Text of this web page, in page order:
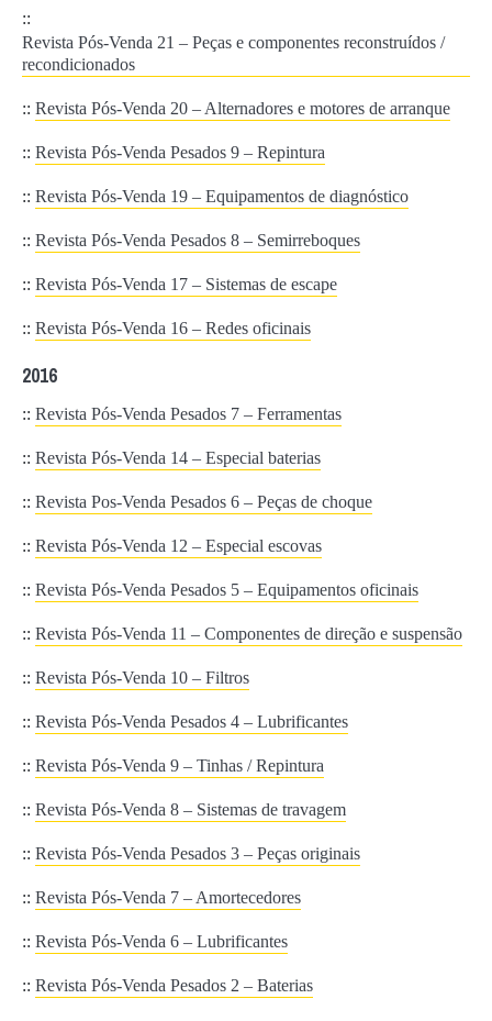
::
Revista Pós-Venda 21 – Peças e componentes reconstruídos /
recondicionados
:: Revista Pós-Venda 20 – Alternadores e motores de arranque
:: Revista Pós-Venda Pesados 9 – Repintura
:: Revista Pós-Venda 19 – Equipamentos de diagnóstico
:: Revista Pós-Venda Pesados 8 – Semirreboques
:: Revista Pós-Venda 17 – Sistemas de escape
:: Revista Pós-Venda 16 – Redes oficinais
2016
:: Revista Pós-Venda Pesados 7 – Ferramentas
:: Revista Pós-Venda 14 – Especial baterias
:: Revista Pos-Venda Pesados 6 – Peças de choque
:: Revista Pós-Venda 12 – Especial escovas
:: Revista Pós-Venda Pesados 5 – Equipamentos oficinais
:: Revista Pós-Venda 11 – Componentes de direção e suspensão
:: Revista Pós-Venda 10 – Filtros
:: Revista Pós-Venda Pesados 4 – Lubrificantes
:: Revista Pós-Venda 9 – Tinhas / Repintura
:: Revista Pós-Venda 8 – Sistemas de travagem
:: Revista Pós-Venda Pesados 3 – Peças originais
:: Revista Pós-Venda 7 – Amortecedores
:: Revista Pós-Venda 6 – Lubrificantes
:: Revista Pós-Venda Pesados 2 – Baterias